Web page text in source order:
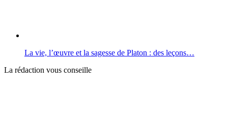
La vie, l’œuvre et la sagesse de Platon : des leçons…
La rédaction vous conseille